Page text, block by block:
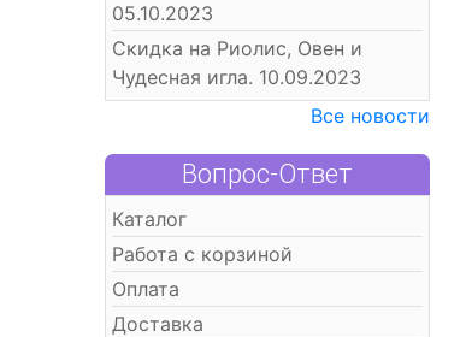
05.10.2023
Скидка на Риолис, Овен и
Чудесная игла. 10.09.2023
Все новости
Вопрос-Ответ
Каталог
Работа с корзиной
Оплата
Доставка